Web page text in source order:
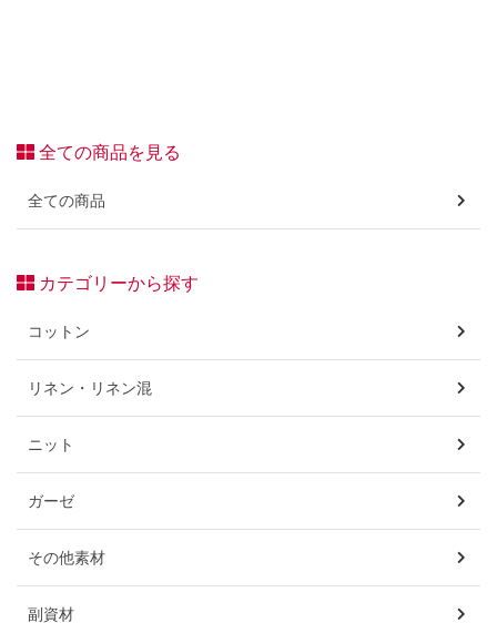
全ての商品を見る
全ての商品
カテゴリーから探す
コットン
リネン・リネン混
ニット
ガーゼ
その他素材
副資材